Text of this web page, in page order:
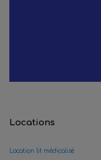
Locations
Location lit médicalisé